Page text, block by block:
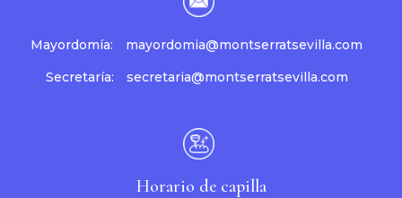
Mayordomía:
mayordomia@montserratsevilla.com
Secretaría:
secretaria@montserratsevilla.com
Horario de capilla